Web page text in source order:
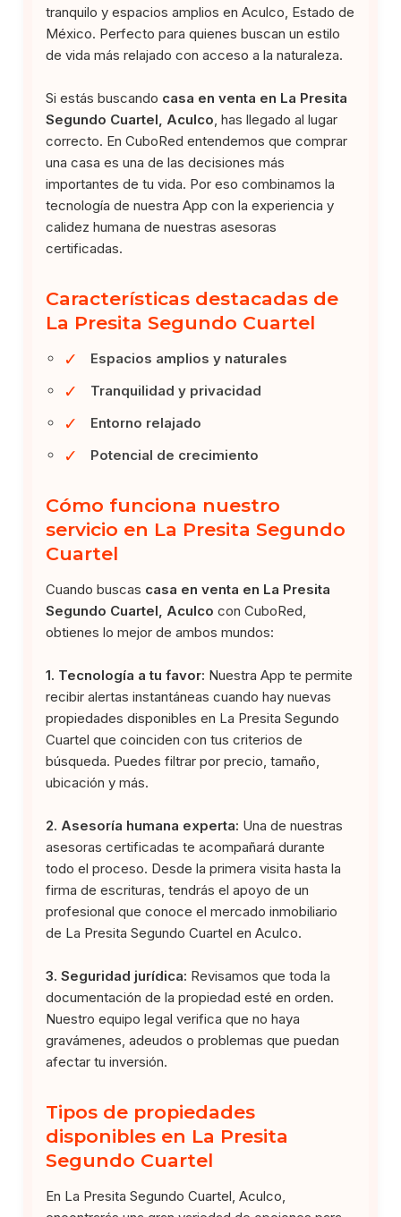
tranquilo y espacios amplios en Aculco, Estado de
México. Perfecto para quienes buscan un estilo
de vida más relajado con acceso a la naturaleza.
Si estás buscando casa en venta en La Presita
Segundo Cuartel, Aculco , has llegado al lugar
correcto. En CuboRed entendemos que comprar
una casa es una de las decisiones más
importantes de tu vida. Por eso combinamos la
tecnología de nuestra App con la experiencia y
calidez humana de nuestras asesoras
certificadas.
Características destacadas de
La Presita Segundo Cuartel
✓ Espacios amplios y naturales
✓ Tranquilidad y privacidad
✓ Entorno relajado
✓ Potencial de crecimiento
Cómo funciona nuestro
servicio en La Presita Segundo
Cuartel
Cuando buscas casa en venta en La Presita
Segundo Cuartel, Aculco con CuboRed,
obtienes lo mejor de ambos mundos:
1. Tecnología a tu favor: Nuestra App te permite
recibir alertas instantáneas cuando hay nuevas
propiedades disponibles en La Presita Segundo
Cuartel que coinciden con tus criterios de
búsqueda. Puedes filtrar por precio, tamaño,
ubicación y más.
2. Asesoría humana experta: Una de nuestras
asesoras certificadas te acompañará durante
todo el proceso. Desde la primera visita hasta la
firma de escrituras, tendrás el apoyo de un
profesional que conoce el mercado inmobiliario
de La Presita Segundo Cuartel en Aculco.
3. Seguridad jurídica: Revisamos que toda la
documentación de la propiedad esté en orden.
Nuestro equipo legal verifica que no haya
gravámenes, adeudos o problemas que puedan
afectar tu inversión.
Tipos de propiedades
disponibles en La Presita
Segundo Cuartel
En La Presita Segundo Cuartel, Aculco,